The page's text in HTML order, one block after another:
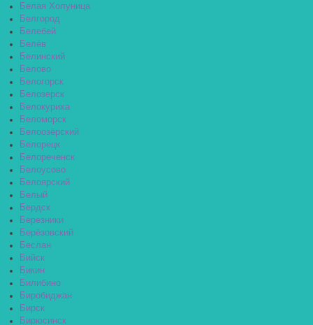
Белая Холуница
Белгород
Белебей
Белёв
Белинский
Белово
Белогорск
Белозерск
Белокуриха
Беломорск
Белоозёрский
Белорецк
Белореченск
Белоусово
Белоярский
Белый
Бердск
Березники
Берёзовский
Беслан
Бийск
Бикин
Билибино
Биробиджан
Бирск
Бирюсинск